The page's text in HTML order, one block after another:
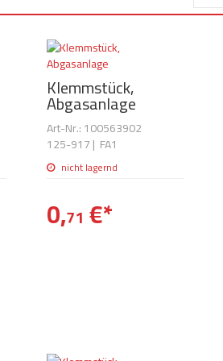
Klemmstück,
Abgasanlage
Art-Nr.: 100563902
125-917| FA1
nicht lagernd
0,71 €*